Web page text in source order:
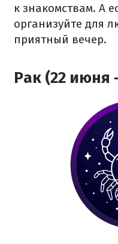
к знакомствам. А
организуйте для
приятный вечер.
Рак (22 июня